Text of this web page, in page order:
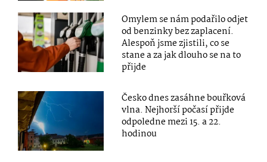
Omylem se nám podařilo odjet
od benzinky bez zaplacení.
Alespoň jsme zjistili, co se
stane a za jak dlouho se na to
přijde
Česko dnes zasáhne bouřková
vlna. Nejhorší počasí přijde
odpoledne mezi 15. a 22.
hodinou